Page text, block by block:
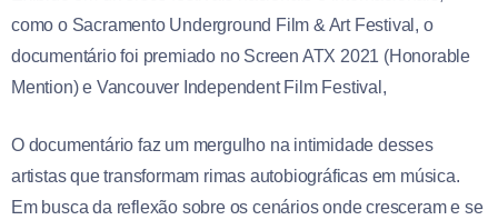
como o Sacramento Underground Film & Art Festival, o
documentário foi premiado no Screen ATX 2021 (Honorable
Mention) e Vancouver Independent Film Festival,
O documentário faz um mergulho na intimidade desses
artistas que transformam rimas autobiográficas em música.
Em busca da reflexão sobre os cenários onde cresceram e se